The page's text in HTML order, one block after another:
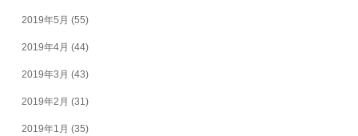
2019年5月 (55)
2019年4月 (44)
2019年3月 (43)
2019年2月 (31)
2019年1月 (35)